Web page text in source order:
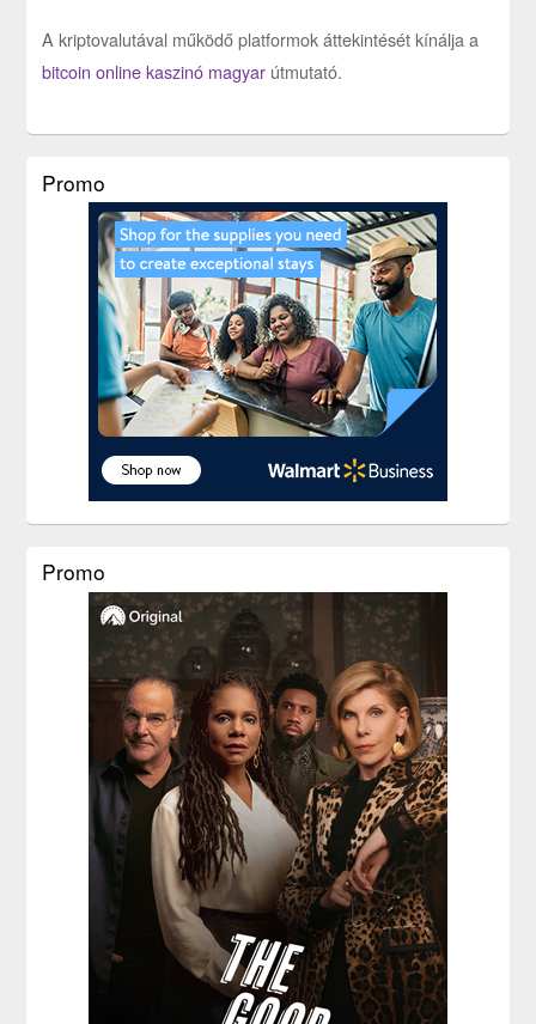
A kriptovalutával működő platformok áttekintését kínálja a
bitcoin online kaszinó magyar útmutató.
Promo
Promo